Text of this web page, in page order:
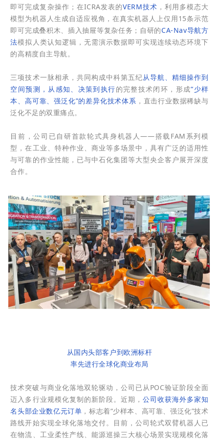
即可完成复杂操作；在ICRA发表的VERM技术 ，利用多模态大
模型为机器人生成自适应视角，在真实机器人上仅用15条示范
即可完成叠积木、插入抽屉等复杂任务；自研的CA-Nav导航方
法模拟人类认知逻辑，无需演示数据即可实现连续动态环境下
的高精度自主导航。
三项技术一脉相承，共同构成中科第五纪从导航、精细操作到
空间预测，从感知、决策到执行的完整技术闭环，形成“少样
本、高可靠、强泛化”的差异化技术体系 ，直击行业数据稀缺与
泛化不足的双重痛点。
目前，公司已自研首款轮式具身机器人——搭载FAM系列模
型，在工业、特种作业、商业等多场景中，具有广泛的适用性
与可靠的作业性能，已与中石化集团等大型央企客户展开深度
合作。
从国内头部客户到欧洲标杆
率先进行全球化商业布局
技术突破与商业化落地双轮驱动，公司已从POC验证阶段全面
迈入多行业规模化复制的新阶段。近期， 公司收获海外多家知
名头部企业数亿元订单 ，标志着“少样本、高可靠、强泛化”技术
路线开始实现全球化落地交付。目前，公司轮式双臂机器人已
在物流、工业柔性产线、能源巡操三大核心场景实现规模化落